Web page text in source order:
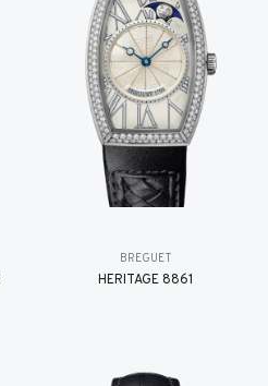
BREGUET
HÉRITAGE 8861